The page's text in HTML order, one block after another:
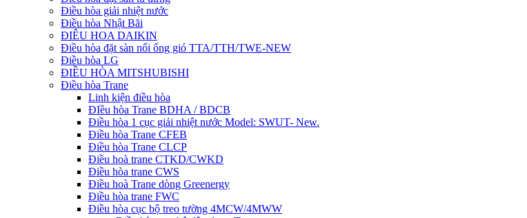
Điều hòa giải nhiệt nước
Điều hòa Nhật Bãi
ĐIÊU HOA DAIKIN
Điều hòa đặt sàn nối ống gió TTA/TTH/TWE-NEW
Điều hòa LG
ĐIỀU HÒA MITSHUBISHI
Điều hòa Trane
Linh kiện điều hòa
ĐIều hòa Trane BDHA / BDCB
Điều hòa 1 cục giải nhiệt nước Model: SWUT- New.
Điều hòa Trane CFEB
Điều hòa Trane CLCP
Điều hoà trane CTKD/CWKD
Điều hòa trane CWS
Điều hoà Trane dòng Greenergy
Điều hòa trane FWC
Điều hòa cục bộ treo tường 4MCW/4MWW